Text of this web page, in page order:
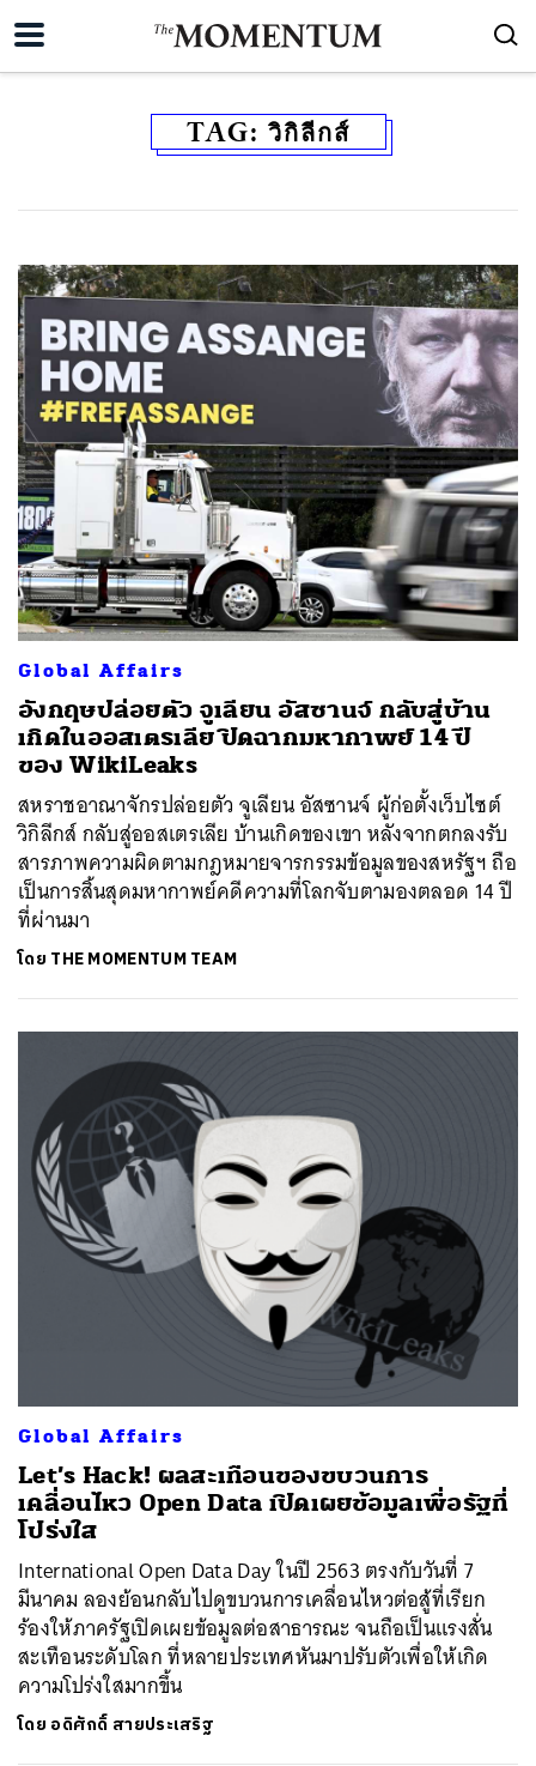
TAG: วิกิลีกส์
Global Affairs
อังกฤษปล่อยตัว จูเลียน อัสซานจ์ กลับสู่บ้าน
เกิดในออสเตรเลีย ปิดฉากมหากาพย์ 14 ปี
ของ WikiLeaks
สหราชอาณาจักรปล่อยตัว จูเลียน อัสซานจ์ ผู้ก่อตั้งเว็บไซต์
วิกิลีกส์ กลับสู่ออสเตรเลีย บ้านเกิดของเขา หลังจากตกลงรับ
สารภาพความผิดตามกฎหมายจารกรรมข้อมูลของสหรัฐฯ ถือ
เป็นการสิ้นสุดมหากาพย์คดีความที่โลกจับตามองตลอด 14 ปี
ที่ผ่านมา
โดย THE MOMENTUM TEAM
Global Affairs
Let’s Hack! ผลสะเทือนของขบวนการ
เคลื่อนไหว Open Data เปิดเผยข้อมูลเพื่อรัฐที่
โปร่งใส
International Open Data Day ในปี 2563 ตรงกับวันที่ 7
มีนาคม ลองย้อนกลับไปดูขบวนการเคลื่อนไหวต่อสู้ที่เรียก
ร้องให้ภาครัฐเปิดเผยข้อมูลต่อสาธารณะ จนถือเป็นแรงสั่น
สะเทือนระดับโลก ที่หลายประเทศหันมาปรับตัวเพื่อให้เกิด
ความโปร่งใสมากขึ้น
โดย อดิศักดิ์ สายประเสริฐ